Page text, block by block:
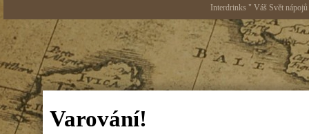
Interdrinks " Váš Svět
Varování!